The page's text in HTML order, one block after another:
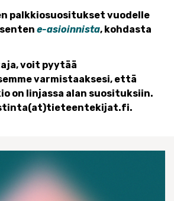
palkkiosuositukset vuodelle
e-asioinnista, kohdasta
voit pyytää
varmistaaksesi, että
on linjassa alan suosituksiin.